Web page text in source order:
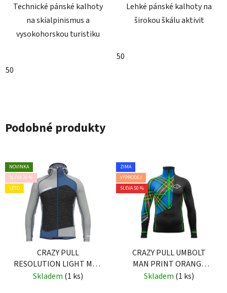
Technické pánské kalhoty
na skialpinismus a
vysokohorskou turistiku
50
Lehké pánské kalhoty na
širokou škálu aktivit
50
Podobné produkty
NOVINKA
SLEVA 20 %
LÉTO
CRAZY PULL
RESOLUTION LIGHT MAN
SLATE-BLACK
Skladem (1 ks)
ZIMA
VÝPRODEJ
SLEVA 50 %
CRAZY PULL UMBOLT
MAN PRINT ORANGE
FLUO SCOTTISH
Skladem (1 ks)